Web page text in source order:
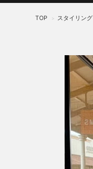
TOP > スタイリング